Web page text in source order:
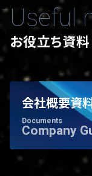
Useful
お役立ち資料
会社概要資
Documents
Company